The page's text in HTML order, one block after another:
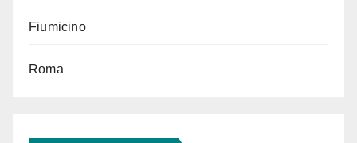
Fiumicino
Roma